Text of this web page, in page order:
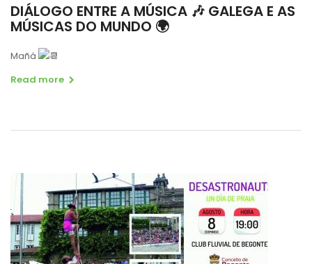
DIÁLOGO ENTRE A MÚSICA 🎶 GALEGA E AS
MÚSICAS DO MUNDO 🌍
Mañá
Read more